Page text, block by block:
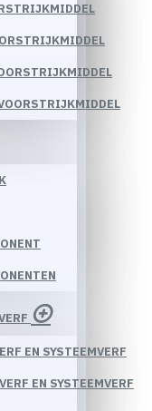
EN SYSTEEMVERF
EN SYSTEEMVERF